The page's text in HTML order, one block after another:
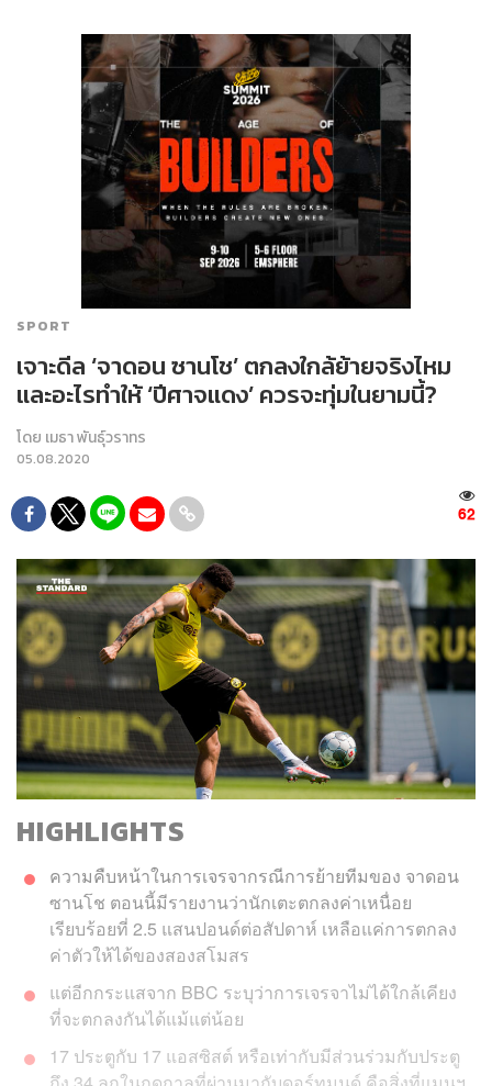
SPORT
เจาะดีล ‘จาดอน ซานโช’ ตกลงใกล้ย้ายจริงไหม
และอะไรทำให้ ‘ปีศาจแดง’ ควรจะทุ่มในยามนี้?
โดย เมธา พันธุ์วราทร
05.08.2020
62
HIGHLIGHTS
ความคืบหน้าในการเจรจากรณีการย้ายทีมของ จาดอน
ซานโช ตอนนี้มีรายงานว่านักเตะตกลงค่าเหนื่อย
เรียบร้อยที่ 2.5 แสนปอนด์ต่อสัปดาห์ เหลือแค่การตกลง
ค่าตัวให้ได้ของสองสโมสร
แต่อีกกระแสจาก BBC ระบุว่าการเจรจาไม่ได้ใกล้เคียง
ที่จะตกลงกันได้แม้แต่น้อย
17 ประตูกับ 17 แอสซิสต์ หรือเท่ากับมีส่วนร่วมกับประตู